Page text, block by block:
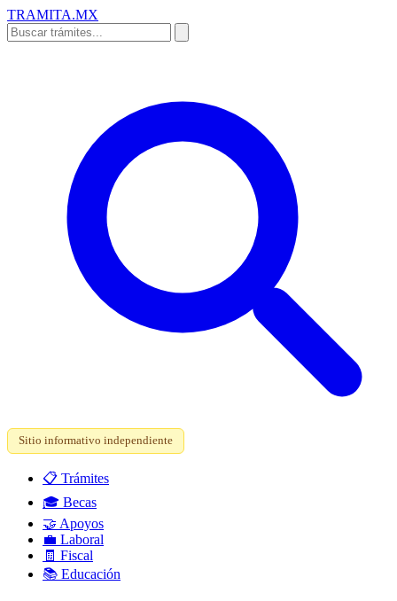
TRAMITA.MX
Sitio informativo independiente
📋 Trámites
🎓 Becas
🤝 Apoyos
💼 Laboral
🧾 Fiscal
📚 Educación